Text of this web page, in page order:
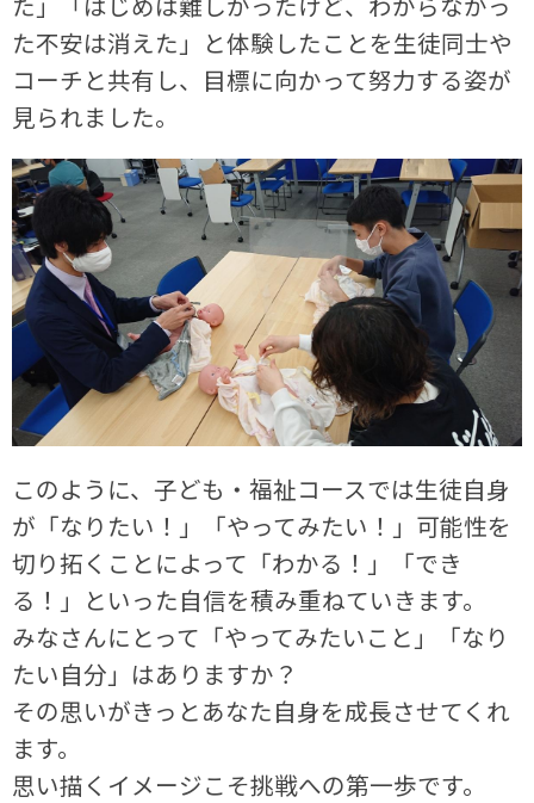
た不安は消えた」と体験したことを生徒同士や
コーチと共有し、目標に向かって努力する姿が
見られました。
このように、子ども・福祉コースでは生徒自身
が「なりたい！」「やってみたい！」可能性を
切り拓くことによって「わかる！」「でき
る！」といった自信を積み重ねていきます。
みなさんにとって「やってみたいこと」「なり
たい自分」はありますか？
その思いがきっとあなた自身を成長させてくれ
ます。
思い描くイメージこそ挑戦への第一歩です。